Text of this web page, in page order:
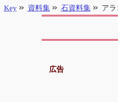
広告
Key 資料集 石資料集 アラ